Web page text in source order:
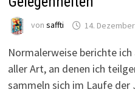
von saffti 14.
Normalerweise berichte
aller Art, an denen ich
sammeln sich im Laufe